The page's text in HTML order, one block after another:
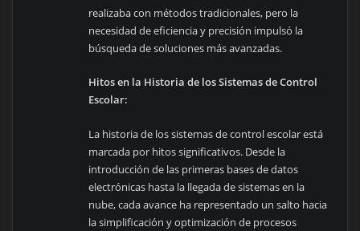
realizaba con métodos tradicionales, pero la
necesidad de eficiencia y precisión impulsó la
búsqueda de soluciones más avanzadas.
Hitos en la Historia de los Sistemas de Control
Escolar:
La historia de los sistemas de control escolar está
marcada por hitos significativos. Desde la
introducción de las primeras bases de datos
electrónicas hasta la llegada de sistemas en la
nube, cada avance ha representado un salto hacia
la simplificación y optimización de procesos